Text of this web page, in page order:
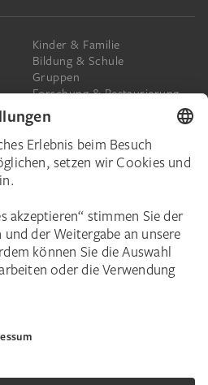
Kinder & Familie
Bildung & Schule
Gruppen
Forschung & Restaurierung
Presse
Städel Stories
Newsletter